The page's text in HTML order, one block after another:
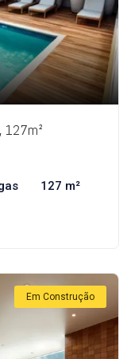
127m²
127 m²
Em Construção